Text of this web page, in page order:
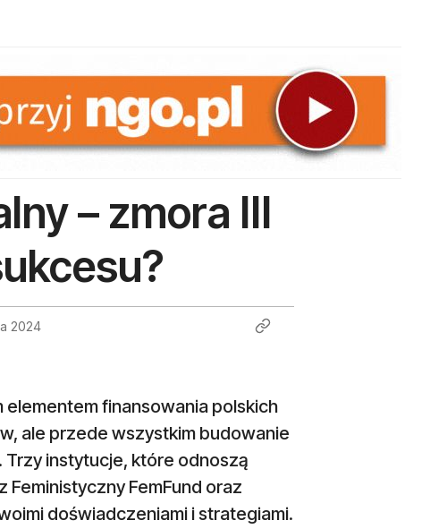
– zmora III
2024
elementem finansowania polskich
ale przede wszystkim budowanie
Trzy instytucje, które odnoszą
Feministyczny FemFund oraz
doświadczeniami i strategiami.